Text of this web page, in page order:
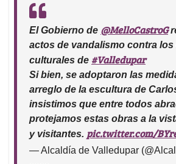
El Gobierno de @MelloCastroG
actos de vandalismo contra los
culturales de #Valledupar
Si bien, se adoptaron las
arreglo de la escultura de
insistimos que entre todos
protejamos estas obras a la
y visitantes. pic.twitter.com/
— Alcaldía de Valledupar